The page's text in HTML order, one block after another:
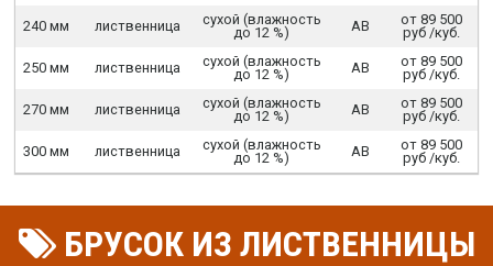
240 мм лиственница
сухой (влажность
до 12 %)
АВ
от 89 500
руб /куб.
250 мм лиственница
сухой (влажность
до 12 %)
АВ
от 89 500
руб /куб.
270 мм лиственница
сухой (влажность
до 12 %)
АВ
от 89 500
руб /куб.
300 мм лиственница
сухой (влажность
до 12 %)
АВ
от 89 500
руб /куб.
БРУСОК ИЗ ЛИСТВЕННИЦЫ